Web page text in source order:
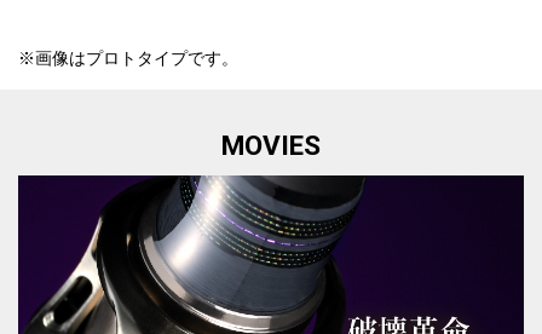
※画像はプロトタイプです。
MOVIES